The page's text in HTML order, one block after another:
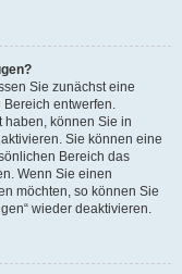
Sie zunächst eine
entwerfen.
haben, können Sie in
Sie können eine
Bereich das
Wenn Sie einen
möchten, so können Sie
wieder deaktivieren.